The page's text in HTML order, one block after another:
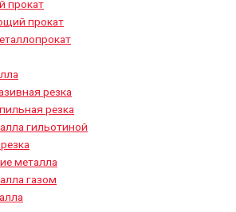
прокат
прокат
резка
резка
гильотиной
металла
газом